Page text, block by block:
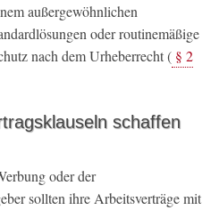
außergewöhnlichen
oder routinemäßige
nach dem Urheberrecht ( § 2
schaffen
oder der
sollten ihre Arbeitsverträge mit